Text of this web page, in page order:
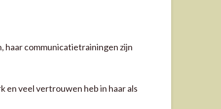
haar communicatietrainingen zijn
en veel vertrouwen heb in haar als